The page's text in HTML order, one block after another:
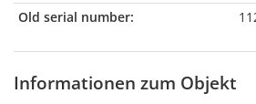
Old serial number:
Informationen zum Objekt